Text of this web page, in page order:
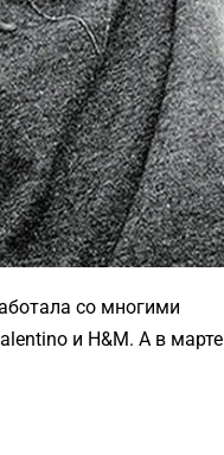
со многими
и H&M. А в марте